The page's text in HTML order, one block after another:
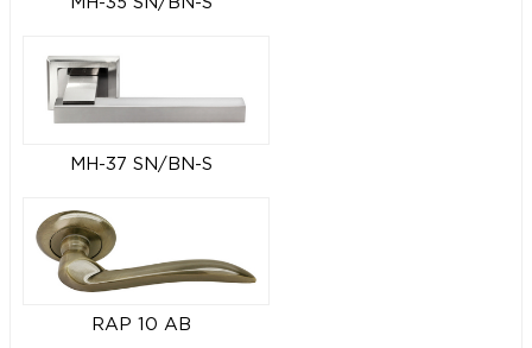
MH-35 SN/BN-S
MH-37 SN/BN-S
RAP 10 AB